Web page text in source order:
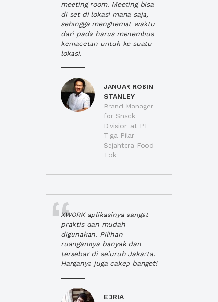
meeting room. Meeting bisa
di set di lokasi mana saja,
sehingga menghemat waktu
dari pada harus menembus
kemacetan untuk ke suatu
lokasi.
JANUAR ROBIN
STANLEY
Brand Manager
for Snack
Division at PT
Tiga Pilar
Sejahtera Food
Tbk
XWORK aplikasinya sangat
praktis dan mudah
digunakan. Pilihan
ruangannya banyak dan
tersebar di seluruh Jakarta.
Harganya juga cakep banget!
EDRIA